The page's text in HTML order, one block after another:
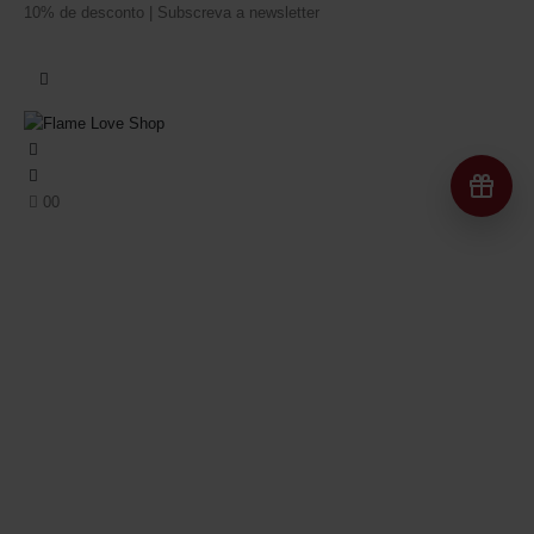
10% de desconto | Subscreva a newsletter
00